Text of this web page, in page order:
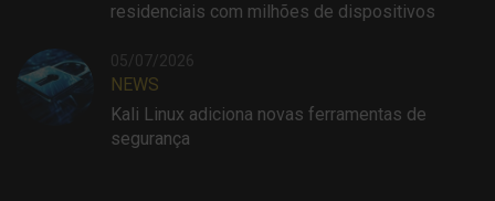
residenciais com milhões de dispositivos
05/07/2026
NEWS
Kali Linux adiciona novas ferramentas de
segurança